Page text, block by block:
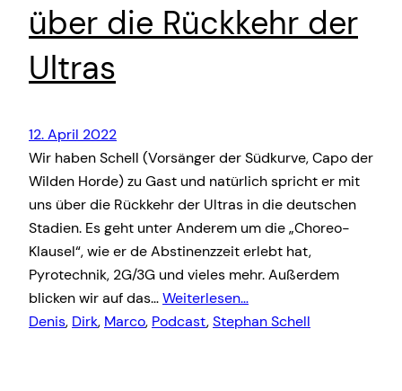
über die Rückkehr der
Ultras
12. April 2022
Wir haben Schell (Vorsänger der Südkurve, Capo der
Wilden Horde) zu Gast und natürlich spricht er mit
uns über die Rückkehr der Ultras in die deutschen
Stadien. Es geht unter Anderem um die „Choreo-
Klausel“, wie er de Abstinenzzeit erlebt hat,
Pyrotechnik, 2G/3G und vieles mehr. Außerdem
blicken wir auf das…Weiterlesen…
Denis, Dirk, Marco, Podcast, Stephan Schell